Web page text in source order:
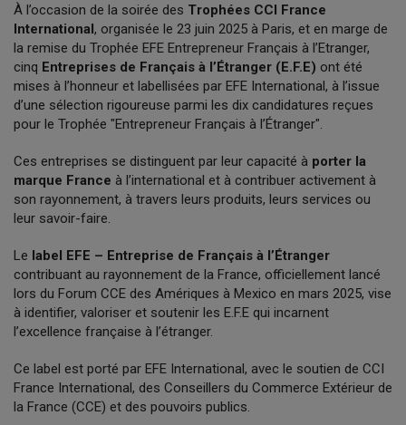
À l’occasion de la soirée des Trophées CCI France
International, organisée le 23 juin 2025 à Paris, et en marge de
la remise du Trophée EFE Entrepreneur Français à l’Etranger,
cinq Entreprises de Français à l’Étranger (E.F.E) ont été
mises à l’honneur et labellisées par EFE International, à l’issue
d’une sélection rigoureuse parmi les dix candidatures reçues
pour le Trophée "Entrepreneur Français à l’Étranger".
Ces entreprises se distinguent par leur capacité à porter la
marque France à l’international et à contribuer activement à
son rayonnement, à travers leurs produits, leurs services ou
leur savoir-faire.
Le label EFE – Entreprise de Français à l’Étranger
contribuant au rayonnement de la France, officiellement lancé
lors du Forum CCE des Amériques à Mexico en mars 2025, vise
à identifier, valoriser et soutenir les E.F.E qui incarnent
l’excellence française à l’étranger.
Ce label est porté par EFE International, avec le soutien de CCI
France International, des Conseillers du Commerce Extérieur de
la France (CCE) et des pouvoirs publics.